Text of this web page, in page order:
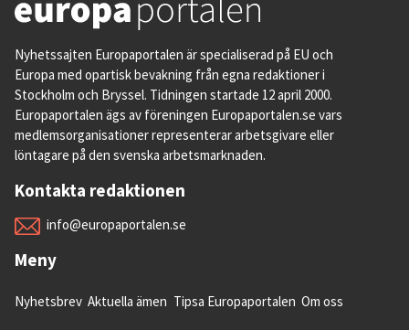
Nyhetssajten Europaportalen är specialiserad på EU och
Europa med opartisk bevakning från egna redaktioner i
Stockholm och Bryssel. Tidningen startade 12 april 2000.
Europaportalen ägs av föreningen Europaportalen.se vars
medlemsorganisationer representerar arbetsgivare eller
löntagare på den svenska arbetsmarknaden.
Kontakta redaktionen
info@europaportalen.se
Meny
Nyhetsbrev Aktuella ämen Tipsa Europaportalen Om oss